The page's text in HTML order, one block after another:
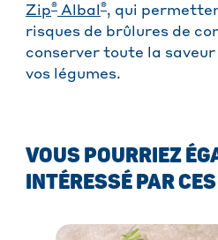
Zip® Albal ®, qui
risques de brûlures de
conserver toute la
vos légumes.
VOUS POURRIEZ
INTÉRESSÉ PAR